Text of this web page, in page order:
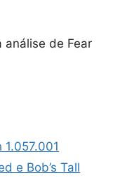
análise de Fear
e Bob’s Tall